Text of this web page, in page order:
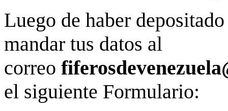
Luego de haber
mandar tus datos al
correo
el siguiente Formulario: